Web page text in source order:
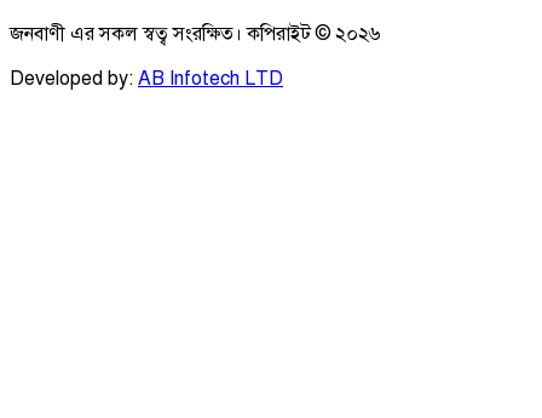
জনবাণী এর সকল স্বত্ব সংরক্ষিত। কপিরাইট © ২০২৬
Developed by: AB Infotech LTD